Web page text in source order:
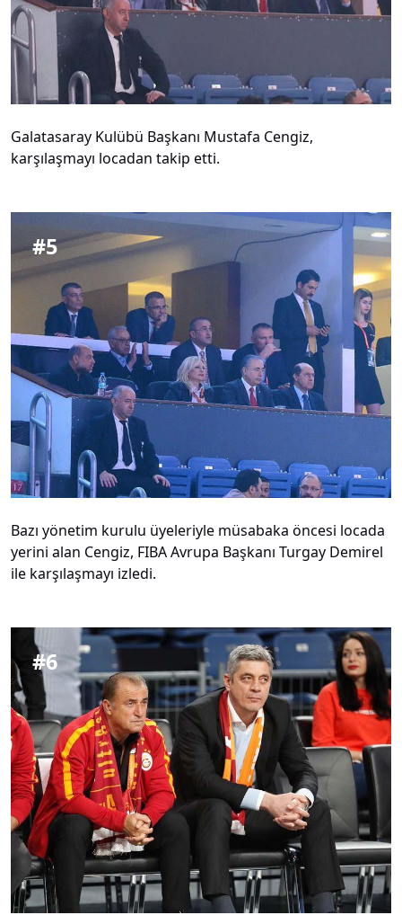
Galatasaray Kulübü Başkanı Mustafa Cengiz,
karşılaşmayı locadan takip etti.
#5
Bazı yönetim kurulu üyeleriyle müsabaka öncesi locada
yerini alan Cengiz, FIBA Avrupa Başkanı Turgay Demirel
ile karşılaşmayı izledi.
#6